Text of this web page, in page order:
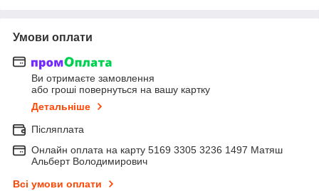
Умови оплати
Ви отримаєте замовлення
або гроші повернуться на вашу картку
Детальніше
Післяплата
Онлайн оплата на карту 5169 3305 3236 1497 Матяш
Альберт Володимирович
Всі умови оплати